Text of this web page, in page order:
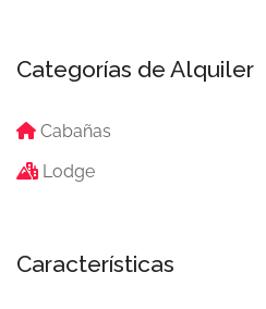
Categorías de Alquiler
Cabañas
Lodge
Características